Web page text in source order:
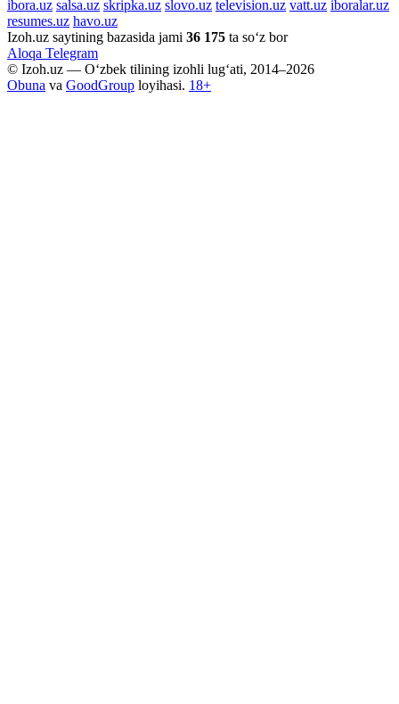
ibora.uz salsa.uz skripka.uz slovo.uz television.uz vatt.uz iboralar.uz
resumes.uz havo.uz
Izoh.uz saytining bazasida jami 36 175 ta so‘z bor
Aloqa Telegram
© Izoh.uz — O‘zbek tilining izohli lug‘ati, 2014–2026
Obuna va GoodGroup loyihasi. 18+